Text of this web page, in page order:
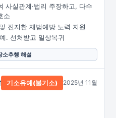
사실관계·법리 주장하고, 다수
소
진지한 재범예방 노력 지원
. 선처받고 일상복귀
소추행 해설
기소유예(불기소) 2025년 11월